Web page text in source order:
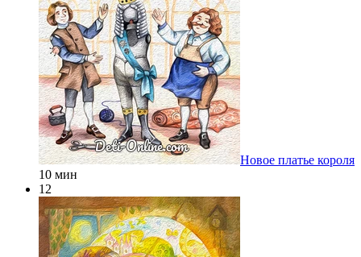
Новое платье короля
10 мин
12